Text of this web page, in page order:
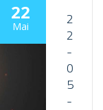
22
Mai
2
2
-
0
5
-